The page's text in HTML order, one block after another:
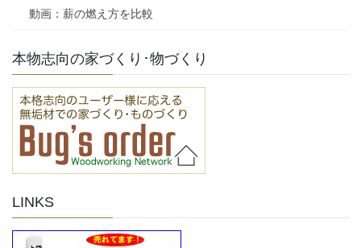
動画：薪の燃え方を比較
本物志向の家づくり･物づくり
LINKS